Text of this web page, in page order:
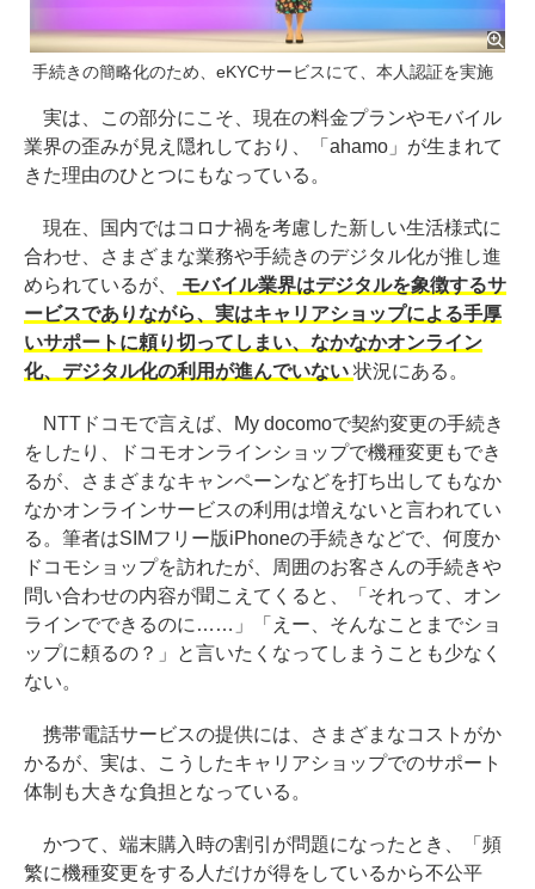
手続きの簡略化のため、eKYCサービスにて、本人認証を実施
実は、この部分にこそ、現在の料金プランやモバイル
業界の歪みが見え隠れしており、「ahamo」が生まれて
きた理由のひとつにもなっている。
現在、国内ではコロナ禍を考慮した新しい生活様式に
合わせ、さまざまな業務や手続きのデジタル化が推し進
められているが、
モバイル業界はデジタルを象徴するサ
ービスでありながら、実はキャリアショップによる手厚
いサポートに頼り切ってしまい、なかなかオンライン
化、デジタル化の利用が進んでいない 状況にある。
NTTドコモで言えば、My docomoで契約変更の手続き
をしたり、ドコモオンラインショップで機種変更もでき
るが、さまざまなキャンペーンなどを打ち出してもなか
なかオンラインサービスの利用は増えないと言われてい
る。筆者はSIMフリー版iPhoneの手続きなどで、何度か
ドコモショップを訪れたが、周囲のお客さんの手続きや
問い合わせの内容が聞こえてくると、「それって、オン
ラインでできるのに……」「えー、そんなことまでショ
ップに頼るの？」と言いたくなってしまうことも少なく
ない。
携帯電話サービスの提供には、さまざまなコストがか
かるが、実は、こうしたキャリアショップでのサポート
体制も大きな負担となっている。
かつて、端末購入時の割引が問題になったとき、「頻
繁に機種変更をする人だけが得をしているから不公平